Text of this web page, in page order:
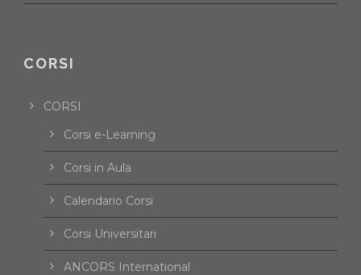
CORSI
CORSI
Corsi e-Learning
Corsi in Aula
Calendario Corsi
Corsi Universitari
ANCORS International